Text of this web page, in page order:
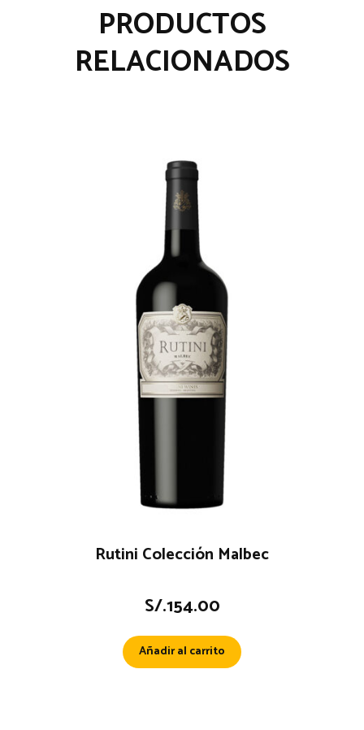
PRODUCTOS
RELACIONADOS
Rutini Colección Malbec
S/.154.00
Añadir al carrito